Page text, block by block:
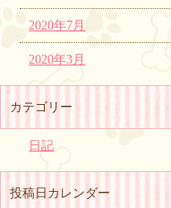
2020年7月
2020年3月
カテゴリー
日記
投稿日カレンダー